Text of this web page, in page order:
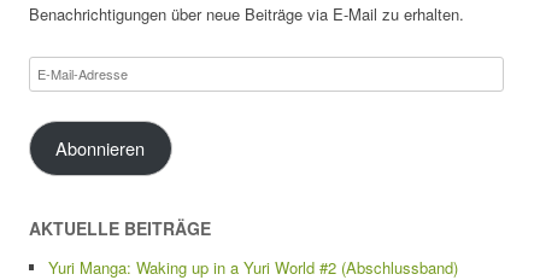
Benachrichtigungen über neue Beiträge via E-Mail zu erhalten.
E-
Mail-
Adresse
Abonnieren
AKTUELLE BEITRÄGE
Yuri Manga: Waking up in a Yuri World #2 (Abschlussband)